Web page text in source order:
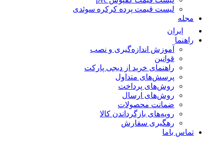
لیست قیمت پرده کرکره سوئدی
ایران
آموزش اندازه‌گیری و نصب
قوانین
راهنمای خرید از دیجی پارکت
پرسش‌های متداول
روش‌های پرداخت
روش‌های ارسال
ضمانت محصولات
رویه‌های بازگرداندن کالا
رهگیری سفارش
باما